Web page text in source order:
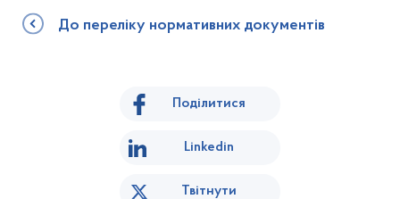
До переліку нормативних документів
Поділитися
Linkedin
Твітнути